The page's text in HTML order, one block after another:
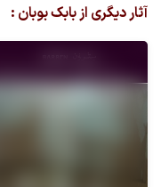
آثار دیگری از بابک بوبان :